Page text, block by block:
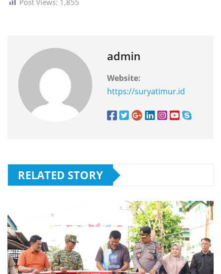
admin
Website:
https://suryatimur.id
RELATED STORY